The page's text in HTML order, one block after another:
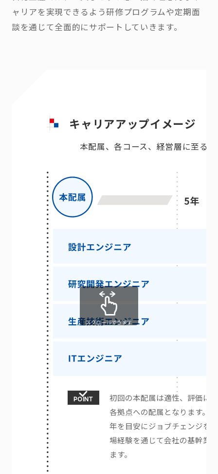
ャリアを実現できるよう研修プログラムや定期面
談を通じて全面的にサポートしていきます。
キャリアアップイメージ
本配属、各コース、経営層に至る
POINT
初回の本配属は適性、評価に
各拠点への配属となります。
年を目安にジョブチェンジを
場経験を通じて会社の基幹業
ます。
スクロールできます